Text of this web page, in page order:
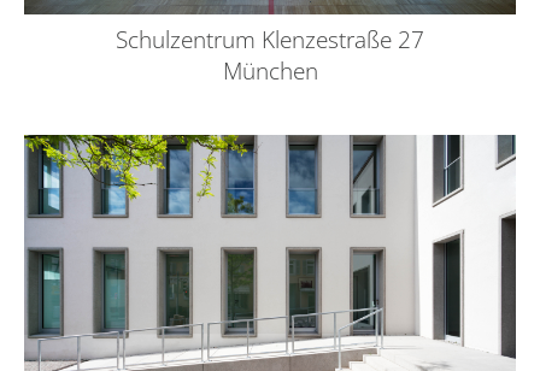
Schulzentrum Klenzestraße 27
München